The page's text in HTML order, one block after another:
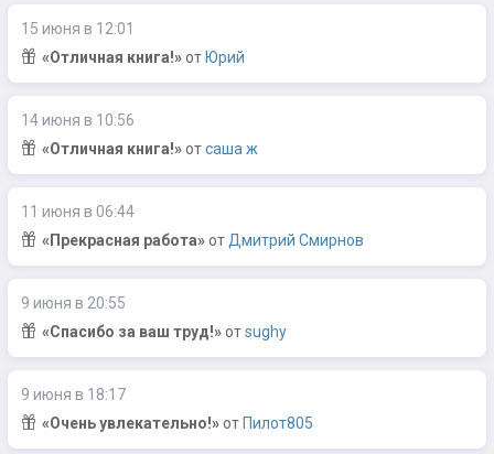
15 июня в 12:01
«Отличная книга!»от Юрий
14 июня в 10:56
«Отличная книга!»отсаша ж
11 июня в 06:44
«Прекрасная работа»от Дмитрий Смирнов
9 июня в 20:55
«Спасибо за ваш труд!»отsughy
9 июня в 18:17
«Очень увлекательно!»от Пилот805